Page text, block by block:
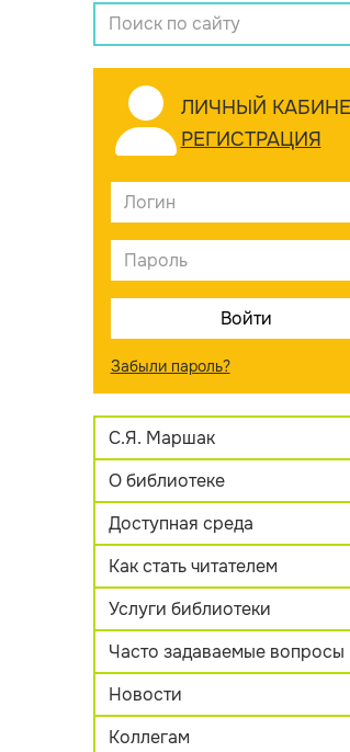
ЛИЧНЫЙ
РЕГИСТРАЦИЯ
Забыли пароль?
С.Я. Маршак
О библиотеке
Доступная среда
Как стать читателем
Услуги библиотеки
Часто задаваемые вопросы
Новости
Коллегам